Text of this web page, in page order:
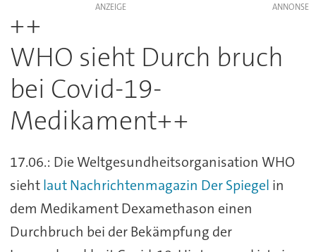
ANZEIGE
++
WHO sieht Durch bruch
bei Covid-19-
Medikament++
17.06.: Die Weltgesundheitsorganisation WHO
siehtlaut Nachrichtenmagazin Der Spiegel in
dem Medikament Dexamethason einen
Durchbruch bei der Bekämpfung der